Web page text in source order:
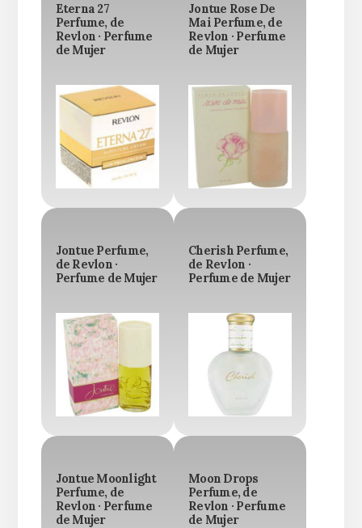
Eterna 27
Perfume, de
Revlon · Perfume
de Mujer
Jontue Rose De
Mai Perfume, de
Revlon · Perfume
de Mujer
Jontue Perfume,
de Revlon ·
Perfume de Mujer
Cherish Perfume,
de Revlon ·
Perfume de Mujer
Jontue Moonlight
Perfume, de
Revlon · Perfume
de Mujer
Moon Drops
Perfume, de
Revlon · Perfume
de Mujer